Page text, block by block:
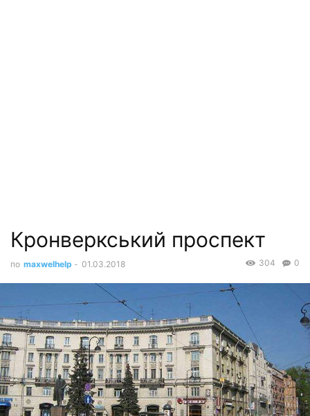
Кронверкський проспект
по maxwelhelp - 01.03.2018 0
304